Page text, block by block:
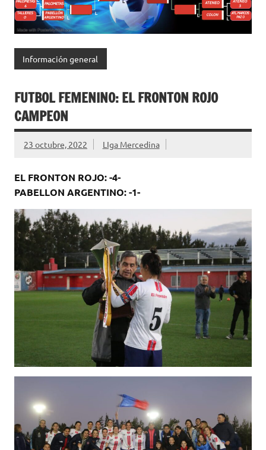
Información general
FUTBOL FEMENINO: EL FRONTON ROJO
CAMPEON
23 octubre, 2022 LIga Mercedina
EL FRONTON ROJO: -4-
PABELLON ARGENTINO: -1-